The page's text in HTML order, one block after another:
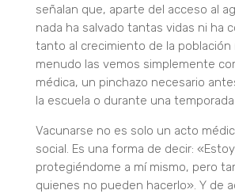
señalan que, aparte del acceso al
nada ha salvado tantas vidas ni ha
tanto al crecimiento de la población
menudo las vemos simplemente
médica, un pinchazo necesario
la escuela o durante una
Vacunarse no es solo un acto
social. Es una forma de decir: «Estoy
protegiéndome a mí mismo, pero
quienes no pueden hacerlo». Y de